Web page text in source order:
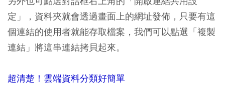
定」，資料夾就會透過畫面上的網址發佈，只要有這
個連結的使用者就能存取檔案，我們可以點選「複製
連結」將這串連結拷貝起來。
超清楚！雲端資料分類好簡單